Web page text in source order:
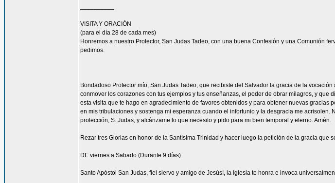
VISITA Y ORACIÓN
(para el día 28 de cada mes)
Honremos a nuestro Protector, San Judas Tadeo, con una buena Confesión y una Comunión
pedimos.
Bondadoso Protector mío, San Judas Tadeo, que recibiste del Salvador la gracia de la
conmover los corazones con tus ejemplos y tus enseñanzas, el poder de obrar milagros, y
esta visita que te hago en agradecimiento de favores obtenidos y para obtener nuevas
en mis tribulaciones y sostenga mi esperanza cuando el infortunio y la desgracia me
protección, S. Judas, y alcánzame lo que necesito y pido para mi bien temporal y eterno. Amén.
Rezar tres Glorias en honor de la Santísima Trinidad y hacer luego la petición de la gracia que
DE viernes a Sabado (Durante 9 días)
Santo Apóstol San Judas, fiel siervo y amigo de Jesús!, la Iglesia te honra e invoca